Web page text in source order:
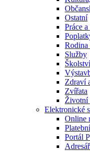
Ostatní
Práce
Rodina
Služby
Zdraví
Zvířata
Životní
Elektronické
Online
Portál